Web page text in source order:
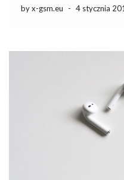
byłoby bez ich pomocy
by x-gsm.eu - 4 stycznia